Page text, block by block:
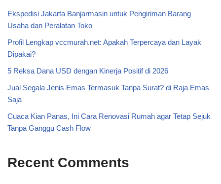
Ekspedisi Jakarta Banjarmasin untuk Pengiriman Barang
Usaha dan Peralatan Toko
Profil Lengkap vccmurah.net: Apakah Terpercaya dan Layak
Dipakai?
5 Reksa Dana USD dengan Kinerja Positif di 2026
Jual Segala Jenis Emas Termasuk Tanpa Surat? di Raja Emas
Saja
Cuaca Kian Panas, Ini Cara Renovasi Rumah agar Tetap Sejuk
Tanpa Ganggu Cash Flow
Recent Comments